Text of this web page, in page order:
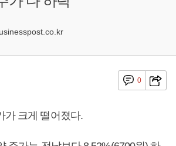
0
가 크게 떨어졌다.